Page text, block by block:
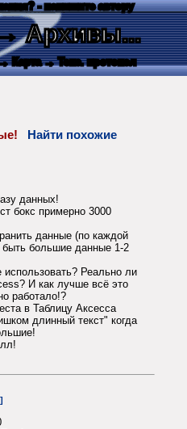
- напишите автору
Архивы...
Карта → Текс. протокол
Найти похожие
данных!
бокс примерно 3000
данные (по каждой
быть большие данные 1-2
Реально ли
И как лучше всё это
работало!?
в Таблицу Аксесса
длинный текст" когда